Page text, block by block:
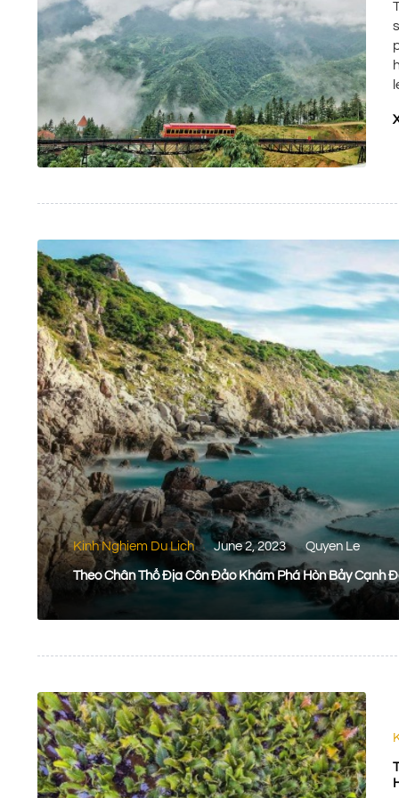
Kinh Nghiem Du Lich June 2, 2023 Quyen Le
Theo Chân Thổ Địa Côn Đảo Khám Phá Hòn Bảy Cạnh